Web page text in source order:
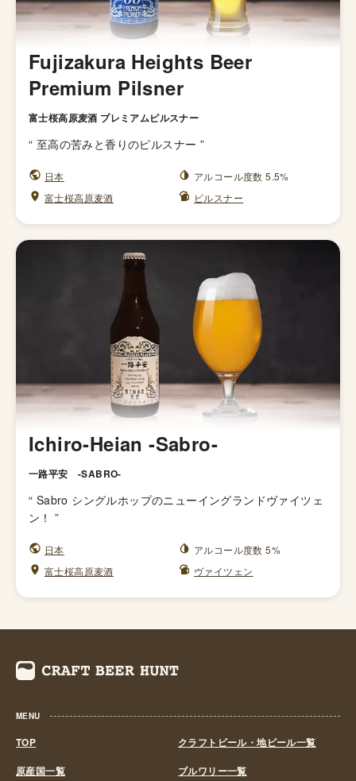
Fujizakura Heights Beer
Premium Pilsner
富士桜高原麦酒 プレミアムピルスナー
“ 至高の苦みと香りのピルスナー ”
日本
アルコール度数 5.5%
富士桜高原麦酒
ピルスナー
Ichiro-Heian -Sabro-
一路平安 -SABRO-
“ Sabro シングルホップのニューイングランドヴァイツェ
ン！ ”
日本
アルコール度数 5%
富士桜高原麦酒
ヴァイツェン
MENU
TOP
クラフトビール・地ビール一覧
原産国一覧
ブルワリー一覧